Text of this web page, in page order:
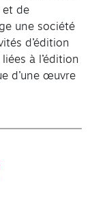
et de
une société
d’édition
à l’édition
d’une œuvre